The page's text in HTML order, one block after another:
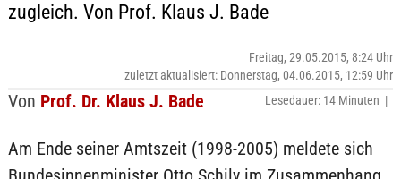
zugleich. Von Prof. Klaus J. Bade
Von Prof. Dr. Klaus J. Bade
Freitag, 29.05.2015, 8:24 Uhr
zuletzt aktualisiert: Donnerstag, 04.06.2015, 12:59 Uhr
Lesedauer: 14 Minuten |
Am Ende seiner Amtszeit (1998-2005) meldete sich